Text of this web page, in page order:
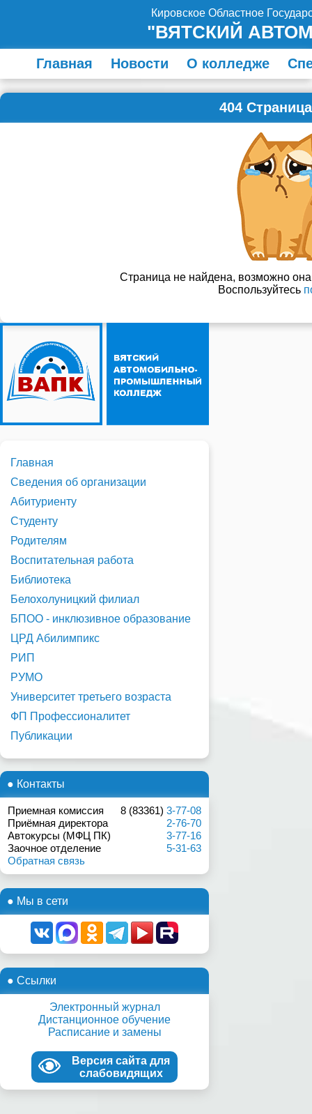
Кировское Областное
"ВЯТСКИЙ
Главная Новости О колледже
404
Страница не найдена, возможно
Воспользуйтесь
Главная
Сведения об организации
Абитуриенту
Студенту
Родителям
Воспитательная работа
Библиотека
Белохолуницкий филиал
БПОО - инклюзивное образование
ЦРД Абилимпикс
РИП
РУМО
Университет третьего возраста
ФП Профессионалитет
Публикации
● Контакты
Приемная комиссия 8 (83361) 3-77-08
Приёмная директора
2-76-70
Автокурсы (МФЦ ПК)
3-77-16
Заочное отделение
5-31-63
Обратная связь
● Мы в сети
● Ссылки
Электронный журнал
Дистанционное обучение
Расписание и замены
Версия сайта для
слабовидящих